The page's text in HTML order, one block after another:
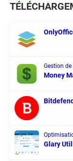
Gestion
Money
Glary